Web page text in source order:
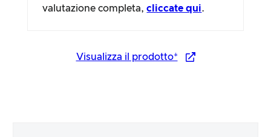
valutazione completa,cliccate qui.
Visualizza il prodotto*